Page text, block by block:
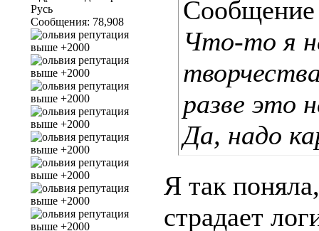
Русь
Сообщения: 78,908
Что-то я
разве это
Да, надо
Я так
страдает